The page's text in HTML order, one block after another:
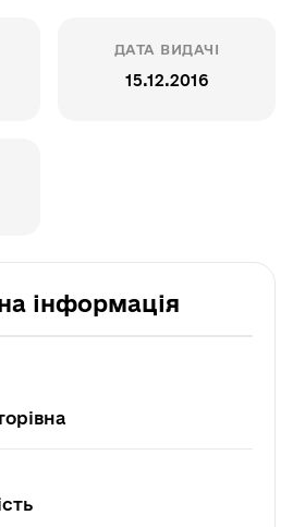
ДАТА ВИДАЧІ
15.12.2016
інформація